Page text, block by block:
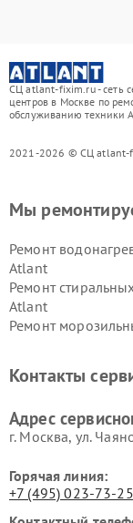
СЦ atlant-fixim.ru - сеть
центров в Москве по
обслуживанию техники
2021-2026 © СЦ atlant-
Мы
Ремонт
Atlant
Ремонт
Atlant
Ремонт
Контакты
Адрес
г. Москва, ул.
Горячая линия:
+7 (495) 023-73-25